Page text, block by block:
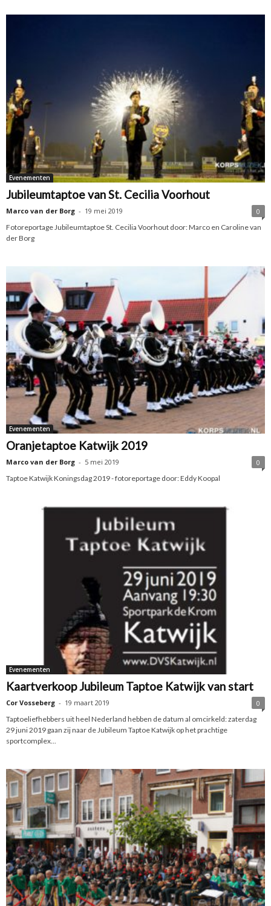
Evenementen
Jubileumtaptoe van St. Cecilia Voorhout
Marco van der Borg - 19 mei 2019
0
Fotoreportage Jubileumtaptoe St. Cecilia Voorhout door: Marco en Caroline van
der Borg
Evenementen
Oranjetaptoe Katwijk 2019
Marco van der Borg - 5 mei 2019
0
Taptoe Katwijk Koningsdag 2019 - fotoreportage door: Eddy Koopal
Evenementen
Kaartverkoop Jubileum Taptoe Katwijk van start
Cor Vosseberg - 19 maart 2019
0
Taptoeliefhebbers uit heel Nederland hebben de datum al omcirkeld: zaterdag
29 juni 2019 gaan zij naar de Jubileum Taptoe Katwijk op het prachtige
sportcomplex...